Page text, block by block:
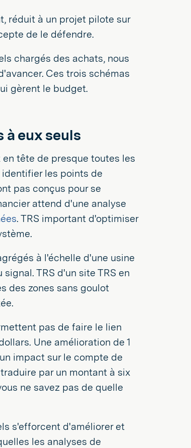
réduit à un projet pilote sur
de le défendre.
chargés des achats, nous
Ces trois schémas
gèrent le budget.
eux seuls
tête de presque toutes les
les points de
pas conçus pour se
attend d'une analyse
. TRS important d'optimiser
à l'échelle d'une usine
TRS d'un site TRS en
des zones sans goulot
pas de faire le lien
Une amélioration de 1
impact sur le compte de
par un montant à six
ne savez pas de quelle
s'efforcent d'améliorer et
les analyses de